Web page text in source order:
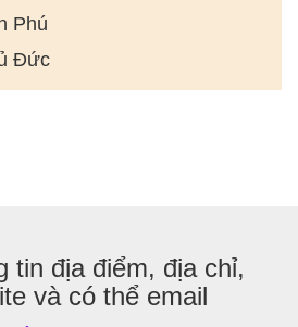
Phú
Đức
tin địa điểm, địa chỉ,
và có thể email